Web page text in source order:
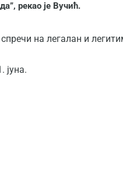
рекао је Вучић.
на легалан и
јуна.